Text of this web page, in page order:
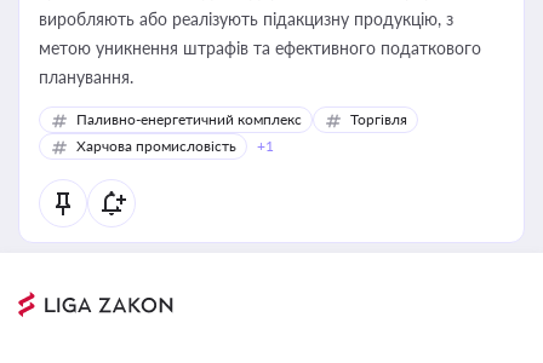
виробляють або реалізують підакцизну продукцію, з
метою уникнення штрафів та ефективного податкового
планування.
Паливно-енергетичний комплекс
Торгівля
Харчова промисловість
+1